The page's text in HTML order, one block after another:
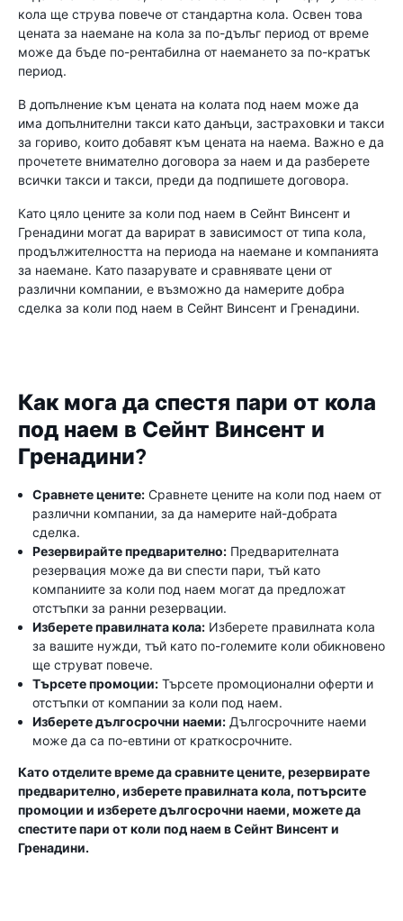
кола ще струва повече от стандартна кола. Освен това
цената за наемане на кола за по-дълъг период от време
може да бъде по-рентабилна от наемането за по-кратък
период.
В допълнение към цената на колата под наем може да
има допълнителни такси като данъци, застраховки и такси
за гориво, които добавят към цената на наема. Важно е да
прочетете внимателно договора за наем и да разберете
всички такси и такси, преди да подпишете договора.
Като цяло цените за коли под наем в Сейнт Винсент и
Гренадини могат да варират в зависимост от типа кола,
продължителността на периода на наемане и компанията
за наемане. Като пазарувате и сравнявате цени от
различни компании, е възможно да намерите добра
сделка за коли под наем в Сейнт Винсент и Гренадини.
Как мога да спестя пари от кола
под наем в Сейнт Винсент и
Гренадини?
Сравнете цените: Сравнете цените на коли под наем от
различни компании, за да намерите най-добрата
сделка.
Резервирайте предварително: Предварителната
резервация може да ви спести пари, тъй като
компаниите за коли под наем могат да предложат
отстъпки за ранни резервации.
Изберете правилната кола: Изберете правилната кола
за вашите нужди, тъй като по-големите коли обикновено
ще струват повече.
Търсете промоции: Търсете промоционални оферти и
отстъпки от компании за коли под наем.
Изберете дългосрочни наеми: Дългосрочните наеми
може да са по-евтини от краткосрочните.
Като отделите време да сравните цените, резервирате
предварително, изберете правилната кола, потърсите
промоции и изберете дългосрочни наеми, можете да
спестите пари от коли под наем в Сейнт Винсент и
Гренадини.